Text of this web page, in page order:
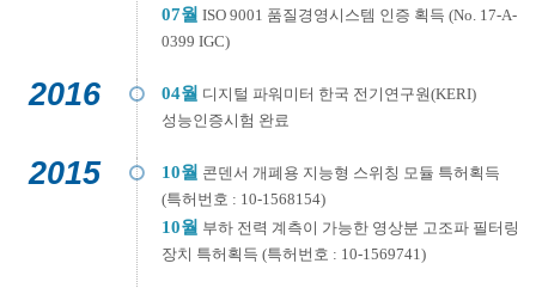
07월 ISO 9001 품질경영시스템 인증 획득 (No. 17-A-
0399 IGC)
2016 04월 디지털 파워미터 한국 전기연구원(KERI)
성능인증시험 완료
2015 10월 콘덴서 개폐용 지능형 스위칭 모듈 특허획득
(특허번호 : 10-1568154)
10월 부하 전력 계측이 가능한 영상분 고조파 필터링
장치 특허획득 (특허번호 : 10-1569741)